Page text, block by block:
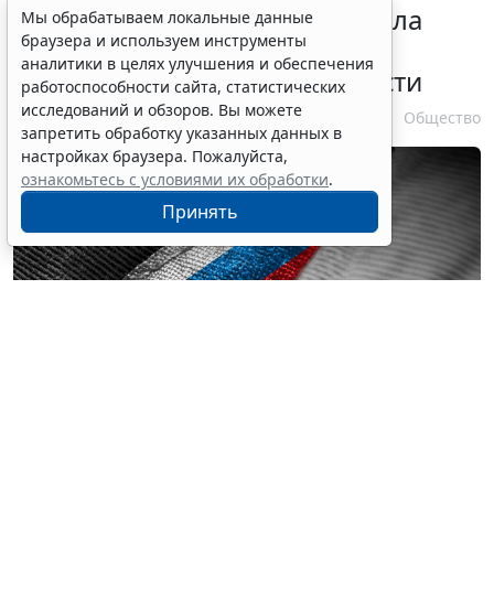
Президент РФ уточнил правила
зачета срока службы при
самовольном оставлении части
10 августа 2026 13:24 Общество
Мы обрабатываем локальные данные
браузера и используем инструменты
аналитики в целях улучшения и обеспечения
работоспособности сайта, статистических
исследований и обзоров. Вы можете
запретить обработку указанных данных в
настройках браузера. Пожалуйста,
ознакомьтесь с условиями их обработки.
Принять